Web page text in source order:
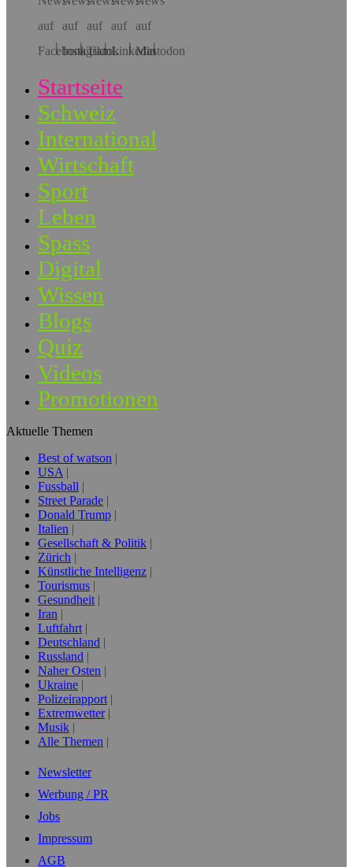
Hol dir die App!
Startseite
Schweiz
International
Wirtschaft
Sport
Leben
Spass
Digital
Wissen
Blogs
Quiz
Videos
Promotionen
Aktuelle Themen
Best of watson
USA
Fussball
Street Parade
Donald Trump
Italien
Gesellschaft & Politik
Zürich
Künstliche Intelligenz
Tourismus
Gesundheit
Iran
Luftfahrt
Deutschland
Russland
Naher Osten
Ukraine
Polizeirapport
Extremwetter
Musik
Alle Themen
Newsletter
Werbung / PR
Jobs
Impressum
AGB